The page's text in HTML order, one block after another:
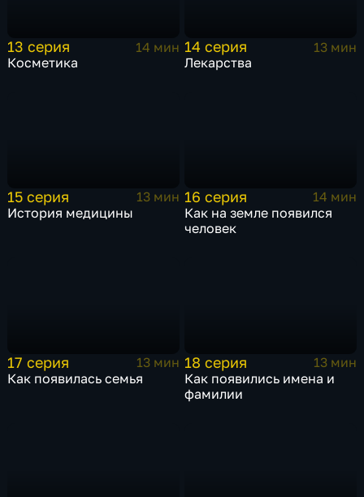
13 серия
14 мин
Косметика
14 серия
13 мин
Лекарства
15 серия
13 мин
История медицины
16 серия
14 мин
Как на земле появился
человек
17 серия
13 мин
Как появилась семья
18 серия
13 мин
Как появились имена и
фамилии